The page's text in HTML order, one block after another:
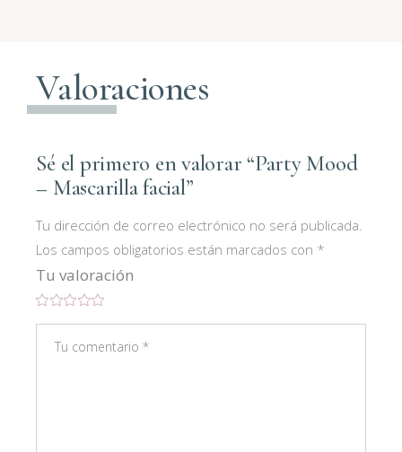
Valoraciones
Sé el primero en valorar “Party Mood
– Mascarilla facial”
Tu dirección de correo electrónico no será publicada.
Los campos obligatorios están marcados con *
Tu valoración